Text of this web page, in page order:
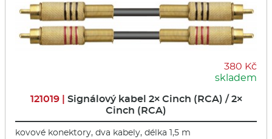
380 Kč
skladem
121019 | Signálový kabel 2× Cinch (RCA) / 2×
Cinch (RCA)
kovové konektory, dva kabely, délka 1,5 m